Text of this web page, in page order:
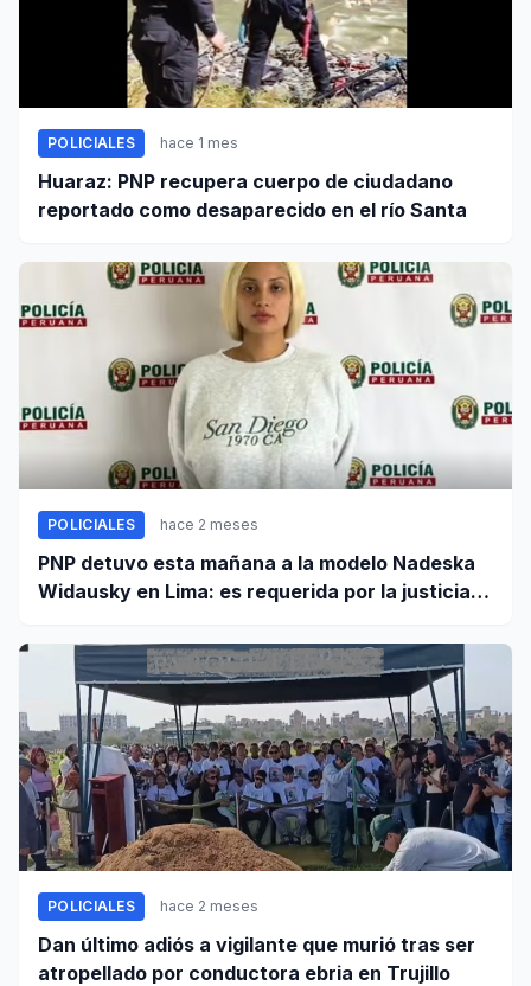
POLICIALES hace 1 mes
Huaraz: PNP recupera cuerpo de ciudadano
reportado como desaparecido en el río Santa
POLICIALES hace 2 meses
PNP detuvo esta mañana a la modelo Nadeska
Widausky en Lima: es requerida por la justicia
POLICIALES hace 2 meses
Dan último adiós a vigilante que murió tras ser
atropellado por conductora ebria en Trujillo